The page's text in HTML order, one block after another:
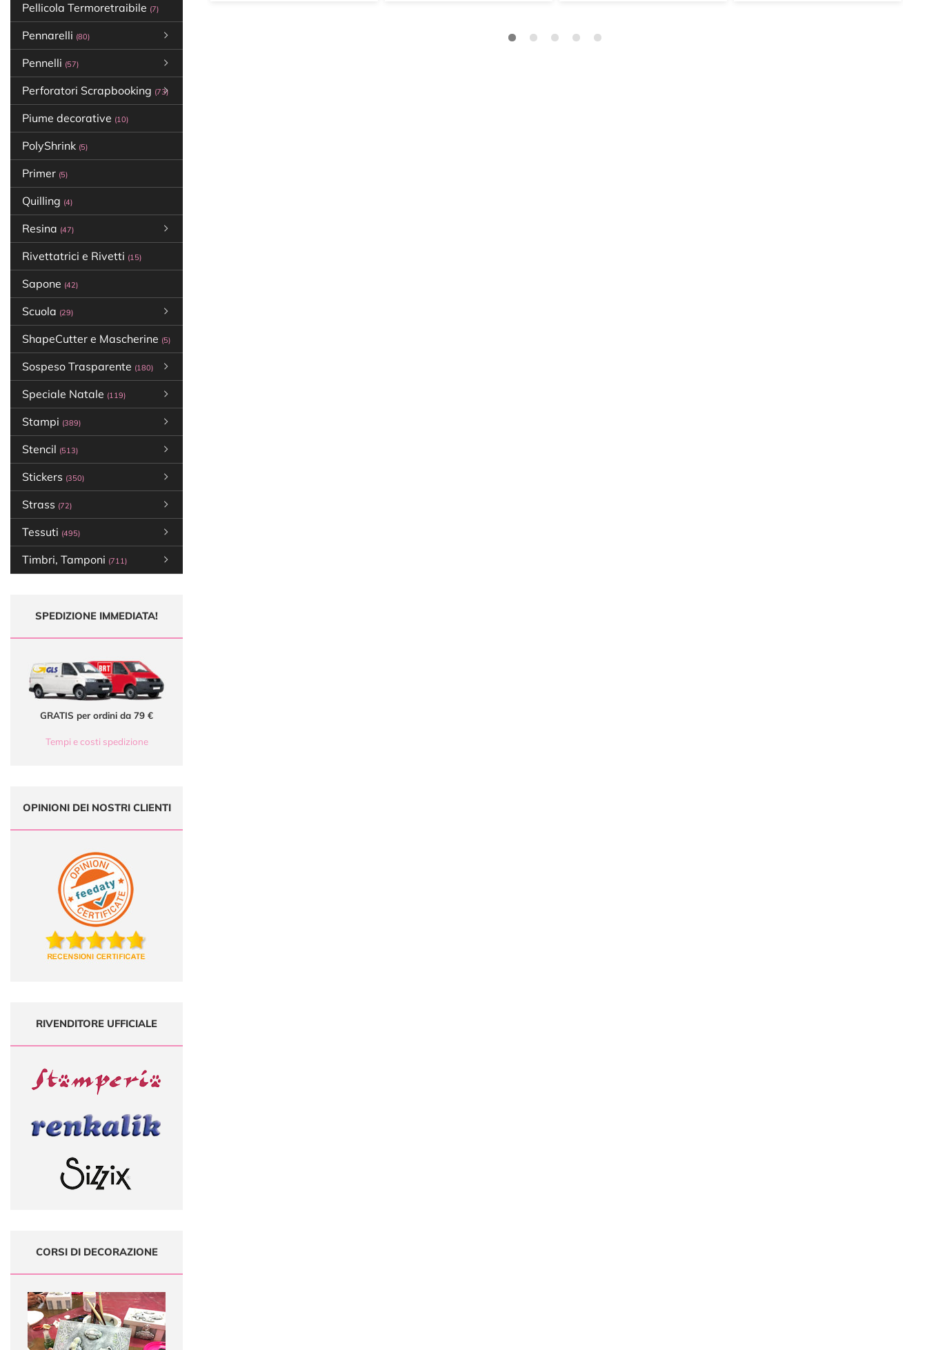
Pellicola Termoretraibile (7)
Pennarelli (80)
Pennelli (57)
Perforatori Scrapbooking (73)
Piume decorative (10)
PolyShrink (5)
Primer (5)
Quilling (4)
Resina (47)
Rivettatrici e Rivetti (15)
Sapone (42)
Scuola (29)
ShapeCutter e Mascherine (5)
Sospeso Trasparente (180)
Speciale Natale (119)
Stampi (389)
Stencil (513)
Stickers (350)
Strass (72)
Tessuti (495)
Timbri, Tamponi (711)
SPEDIZIONE IMMEDIATA!
GRATIS per ordini da 79 €
Tempi e costi spedizione
OPINIONI DEI NOSTRI CLIENTI
RIVENDITORE UFFICIALE
CORSI DI DECORAZIONE